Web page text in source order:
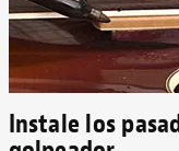
Instale los